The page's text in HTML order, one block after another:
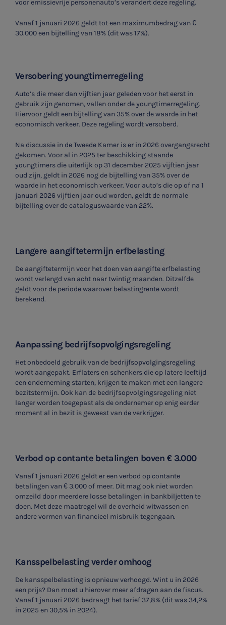
voor emissievrije personenauto’s verandert deze regeling.
Vanaf 1 januari 2026 geldt tot een maximumbedrag van €
30.000 een bijtelling van 18% (dit was 17%).
Versobering youngtimerregeling
Auto’s die meer dan vijftien jaar geleden voor het eerst in
gebruik zijn genomen, vallen onder de youngtimerregeling.
Hiervoor geldt een bijtelling van 35% over de waarde in het
economisch verkeer. Deze regeling wordt versoberd.
Na discussie in de Tweede Kamer is er in 2026 overgangsrecht
gekomen. Voor al in 2025 ter beschikking staande
youngtimers die uiterlijk op 31 december 2025 vijftien jaar
oud zijn, geldt in 2026 nog de bijtelling van 35% over de
waarde in het economisch verkeer. Voor auto’s die op of na 1
januari 2026 vijftien jaar oud worden, geldt de normale
bijtelling over de cataloguswaarde van 22%.
Langere aangiftetermijn erfbelasting
De aangiftetermijn voor het doen van aangifte erfbelasting
wordt verlengd van acht naar twintig maanden. Ditzelfde
geldt voor de periode waarover belastingrente wordt
berekend.
Aanpassing bedrijfsopvolgingsregeling
Het onbedoeld gebruik van de bedrijfsopvolgingsregeling
wordt aangepakt. Erflaters en schenkers die op latere leeftijd
een onderneming starten, krijgen te maken met een langere
bezitstermijn. Ook kan de bedrijfsopvolgingsregeling niet
langer worden toegepast als de ondernemer op enig eerder
moment al in bezit is geweest van de verkrijger.
Verbod op contante betalingen boven € 3.000
Vanaf 1 januari 2026 geldt er een verbod op contante
betalingen van € 3.000 of meer. Dit mag ook niet worden
omzeild door meerdere losse betalingen in bankbiljetten te
doen. Met deze maatregel wil de overheid witwassen en
andere vormen van financieel misbruik tegengaan.
Kansspelbelasting verder omhoog
De kansspelbelasting is opnieuw verhoogd. Wint u in 2026
een prijs? Dan moet u hierover meer afdragen aan de fiscus.
Vanaf 1 januari 2026 bedraagt het tarief 37,8% (dit was 34,2%
in 2025 en 30,5% in 2024).